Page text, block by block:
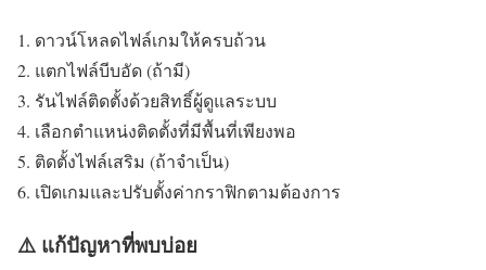
ดาวน์โหลดไฟล์เกมให้ครบถ้วน
แตกไฟล์บีบอัด (ถ้ามี)
รันไฟล์ติดตั้งด้วยสิทธิ์ผู้ดูแลระบบ
เลือกตำแหน่งติดตั้งที่มีพื้นที่เพียงพอ
ติดตั้งไฟล์เสริม (ถ้าจำเป็น)
เปิดเกมและปรับตั้งค่ากราฟิกตามต้องการ
⚠️ แก้ปัญหาที่พบบ่อย